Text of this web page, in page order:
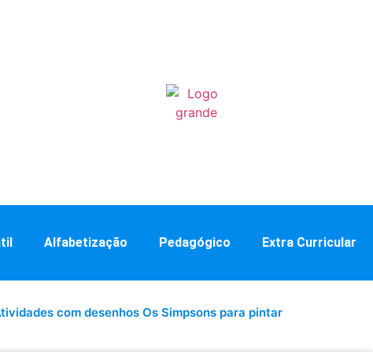
Alfabetização Pedagógico Extra Curricular
com desenhos Os Simpsons para pintar